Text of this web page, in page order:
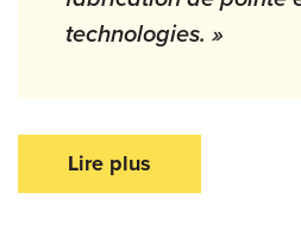
technologies. »
Lire plus